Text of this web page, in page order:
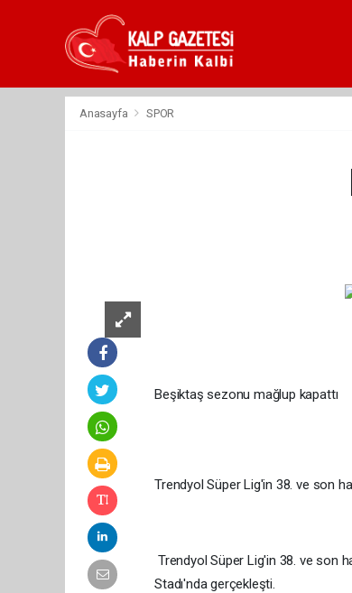
Anasayfa SPOR
Beşiktaş sezonu mağlup kapattı
Trendyol Süper Lig'in 38. ve son
Trendyol Süper Lig'in 38. ve son
Stadı'nda gerçekleşti.